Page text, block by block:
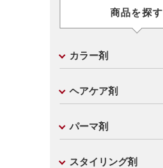
商品を探す
カラー剤
ヘアケア剤
パーマ剤
スタイリング剤